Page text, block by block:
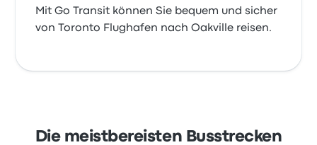
Mit Go Transit können Sie bequem und sicher
von Toronto Flughafen nach Oakville reisen.
Die meistbereisten Busstrecken